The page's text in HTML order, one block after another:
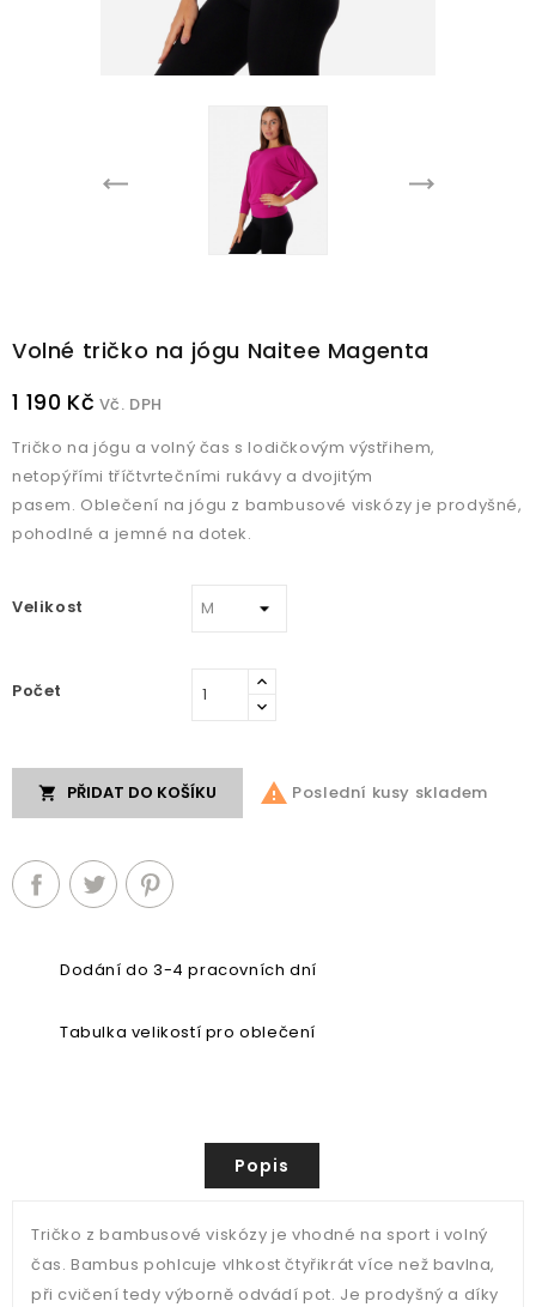
Volné tričko na jógu Naitee Magenta
1 190 Kč Vč. DPH
Tričko na jógu a volný čas s lodičkovým výstřihem,
netopýřími tříčtvrtečními rukávy a dvojitým
pasem. Oblečení na jógu z bambusové viskózy je prodyšné,
pohodlné a jemné na dotek.
Velikost
Počet
 PŘIDAT DO KOŠÍKU  Poslední kusy skladem
Dodání do 3-4 pracovních dní
Tabulka velikostí pro oblečení
Popis
Tričko z bambusové viskózy je vhodné na sport i volný
čas. Bambus pohlcuje vlhkost čtyřikrát více než bavlna,
při cvičení tedy výborně odvádí pot. Je prodyšný a díky